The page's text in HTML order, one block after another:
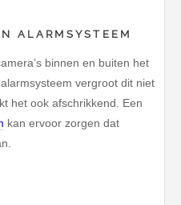
ALARMSYSTEEM
binnen en buiten het
vergroot dit niet
het ook afschrikkend. Een
kan ervoor zorgen dat